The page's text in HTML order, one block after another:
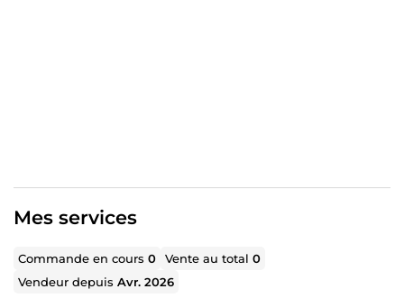
Mes services
Commande en cours0 Vente au total0
Vendeur depuisAvr. 2026